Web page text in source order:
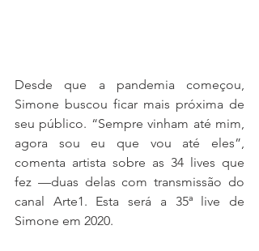
Desde que a pandemia começou,
Simone buscou ficar mais próxima de
seu público. “Sempre vinham até mim,
agora sou eu que vou até eles”,
comenta artista sobre as 34 lives que
fez —duas delas com transmissão do
canal Arte1. Esta será a 35ª live de
Simone em 2020.